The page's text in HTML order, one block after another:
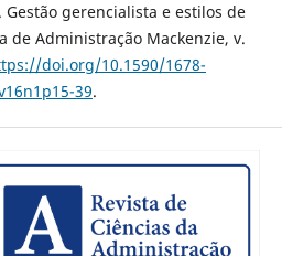
Gestão gerencialista e estilos de
de Administração Mackenzie, v.
doi.org/10.1590/1678-
39.